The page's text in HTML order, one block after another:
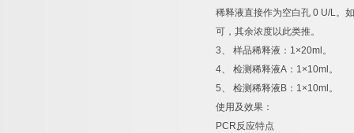
稀释液直接作为空白孔 0 U/L。
可，其余浓度以此类推。
3、 样品稀释液： 1×20ml 。
4、 检测稀释液A ： 1×10ml 。
5、 检测稀释液 B ： 1×10ml 。
使用及效果：
PCR反应特点